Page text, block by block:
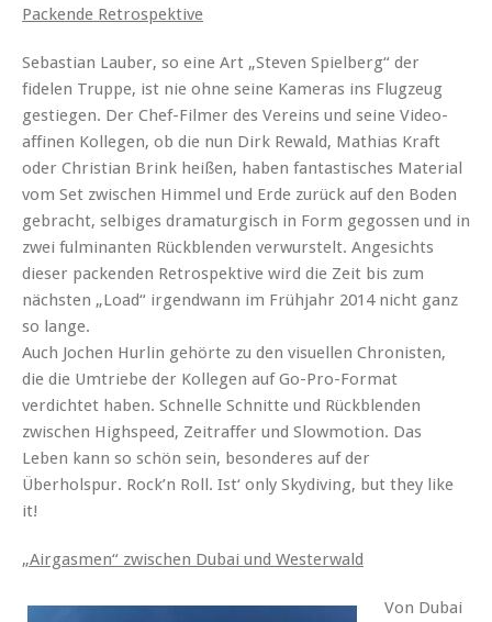
Packende Retrospektive
Sebastian Lauber, so eine Art „Steven Spielberg“ der
fidelen Truppe, ist nie ohne seine Kameras ins Flugzeug
gestiegen. Der Chef-Filmer des Vereins und seine Video-
affinen Kollegen, ob die nun Dirk Rewald, Mathias Kraft
oder Christian Brink heißen, haben fantastisches Material
vom Set zwischen Himmel und Erde zurück auf den Boden
gebracht, selbiges dramaturgisch in Form gegossen und in
zwei fulminanten Rückblenden verwurstelt. Angesichts
dieser packenden Retrospektive wird die Zeit bis zum
nächsten „Load“ irgendwann im Frühjahr 2014 nicht ganz
so lange.
Auch Jochen Hurlin gehörte zu den visuellen Chronisten,
die die Umtriebe der Kollegen auf Go-Pro-Format
verdichtet haben. Schnelle Schnitte und Rückblenden
zwischen Highspeed, Zeitraffer und Slowmotion. Das
Leben kann so schön sein, besonderes auf der
Überholspur. Rock’n Roll. Ist‘ only Skydiving, but they like
it!
„Airgasmen“ zwischen Dubai und Westerwald
Von Dubai